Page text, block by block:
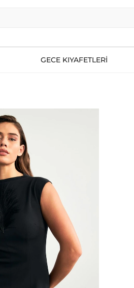
GECE KIYAFETLERİ